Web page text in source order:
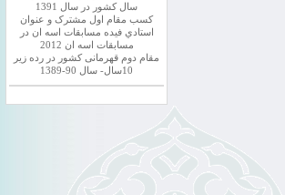
سال کشور در سال 1391
کسب مقام اول مشترک و عنوان
استادي فيده مسابقات اسه ان در
مسابقات اسه ان 2012
مقام دوم قهرمانی کشور در رده زیر
10سال- سال 90-1389